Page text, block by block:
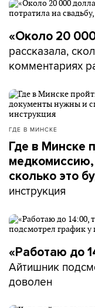
«Около 20
рассказала,
комментариях
ГДЕ В МИНСКЕ
Где в Минске
сколько это
инструкция
«Работаю до
Айтишник
доволен